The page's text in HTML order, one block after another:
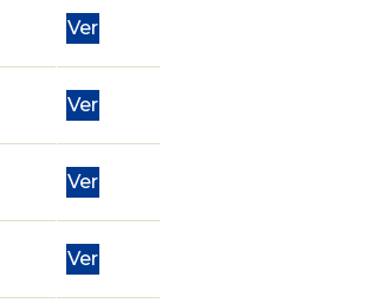
Ver
Ver
Ver
Ver